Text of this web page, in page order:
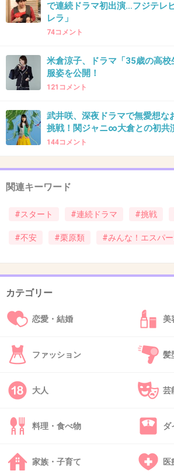
2013/03/27(水) 20:03:06
39. 匿名2013/03/27(水) 20:07:46
なんか、似合っているけど演技はきち
40. 匿名 2013/03/27(水) 20:29:42
この人は生理的に受け付けない
そんなに演技力が求められるような枠
が救い
で連続ドラマ初出演…フジテレ
レラ」
74コメント
米倉涼子、ドラマ「35歳の高校
服姿を公開！
121コメント
武井咲、深夜ドラマで無愛想な
挑戦！関ジャニ∞大倉との初共
144コメント
関連キーワード
#スタート #連続ドラマ #挑戦
#不安 #栗原類 #みんな！エスパー
カテゴリー
恋愛・結婚 美
ファッション 髪
大人 芸
料理・食べ物 ダ
家族・子育て 医